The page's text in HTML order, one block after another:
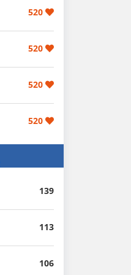
520
520
520
520
139
113
106